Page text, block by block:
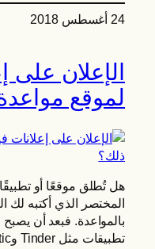
24 أغسطس 2018
الإعلان
لموقع
هل تُطلق موقعًا أو
المختصر الذي أكتبه لك
بالمواعدة. فبعد أن
تطبيقات مثل Tinder وMeetic، ما زلت بحاجة إلى...